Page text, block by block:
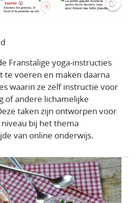
Franstalige yoga-instructies
te voeren en maken daarna
waarin ze zelf instructie voor
of andere lichamelijke
taken zijn ontworpen voor
bij het thema
van online onderwijs.